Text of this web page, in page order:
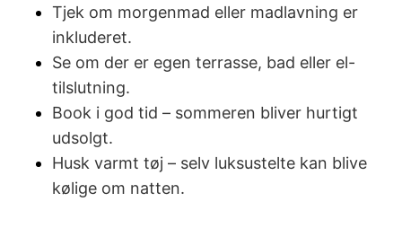
Tjek om morgenmad eller madlavning er
inkluderet.
Se om der er egen terrasse, bad eller el-
tilslutning.
Book i god tid – sommeren bliver hurtigt
udsolgt.
Husk varmt tøj – selv luksustelte kan blive
kølige om natten.